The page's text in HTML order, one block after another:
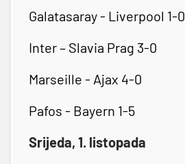
Galatasaray - Liverpool 1-0
Inter – Slavia Prag 3-0
Marseille - Ajax 4-0
Pafos - Bayern 1-5
Srijeda, 1. listopada